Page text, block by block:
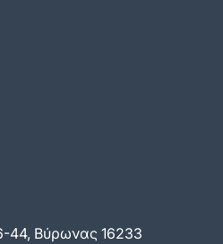
44, Βύρωνας 16233